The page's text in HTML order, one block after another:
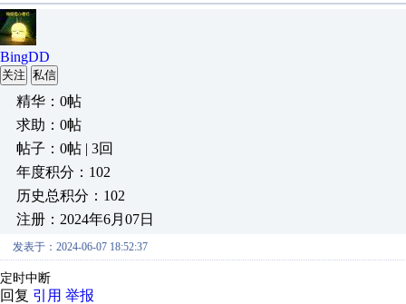
BingDD
关注 私信
精华：0帖
求助：0帖
帖子：0帖 | 3回
年度积分：102
历史总积分：102
注册：2024年6月07日
发表于：2024-06-07 18:52:37
定时中断
回复 引用 举报